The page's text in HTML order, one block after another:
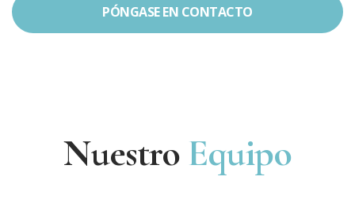
PÓNGASE EN CONTACTO
Nuestro Equipo